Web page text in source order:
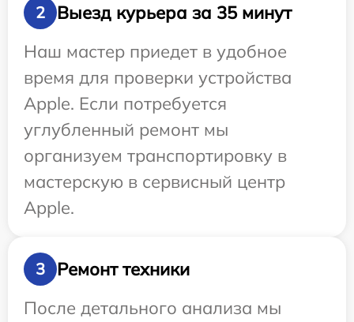
2
Выезд курьера за 35 минут
Наш мастер приедет в удобное
время для проверки устройства
Apple. Если потребуется
углубленный ремонт мы
организуем транспортировку в
мастерскую в сервисный центр
Apple.
3
Ремонт техники
После детального анализа мы